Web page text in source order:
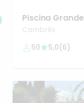
Piscina Grande
Barbacoa
Cambrils
50
5,0(6)